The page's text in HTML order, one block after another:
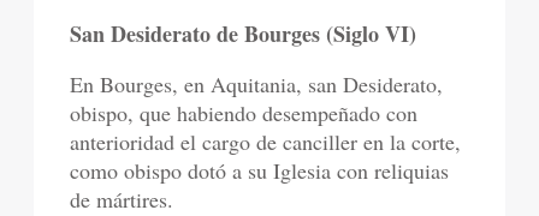
San Desiderato de Bourges (Siglo VI)
En Bourges, en Aquitania, san Desiderato,
obispo, que habiendo desempeñado con
anterioridad el cargo de canciller en la corte,
como obispo dotó a su Iglesia con reliquias
de mártires.